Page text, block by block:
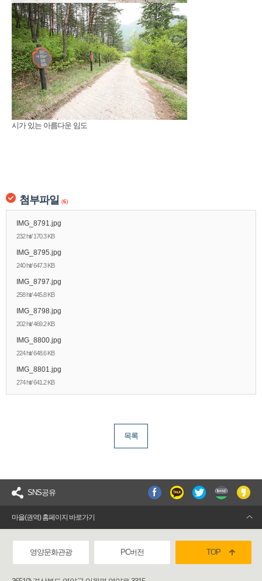
시가 있는 아름다운 임도
첨부파일 (6)
IMG_8791.jpg
232 hit/ 170.3 KB
IMG_8795.jpg
240 hit/ 647.3 KB
IMG_8797.jpg
258 hit/ 445.8 KB
IMG_8798.jpg
202 hit/ 469.2 KB
IMG_8800.jpg
224 hit/ 648.6 KB
IMG_8801.jpg
274 hit/ 641.2 KB
목록
SNS공유
마을(권역) 홈페이지 바로가기
영양문화관광 PC버전 TOP